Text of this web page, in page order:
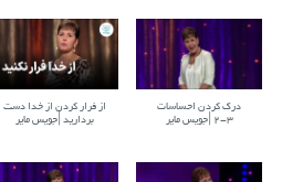
از فرار کردن از خدا دست
بردارید |جویس مایر
درک کردن احساسات
۳-۲ |جویس مایر